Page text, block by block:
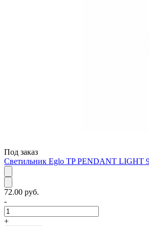
Под заказ
Светильник Eglo TP PENDANT LIGHT
72.00 руб.
-
+